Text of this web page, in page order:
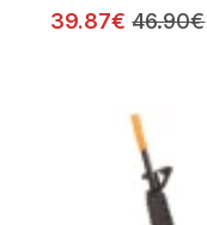
39.87€ 46.90€